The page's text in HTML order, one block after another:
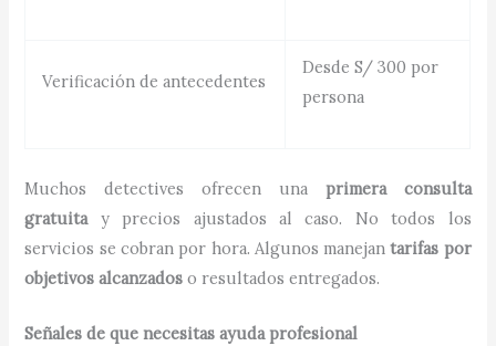
Verificación de antecedentes
Desde S/ 300 por
persona
Muchos detectives ofrecen una primera consulta
gratuita y precios ajustados al caso. No todos los
servicios se cobran por hora. Algunos manejantarifas por
objetivos alcanzados o resultados entregados.
Señales de que necesitas ayuda profesional